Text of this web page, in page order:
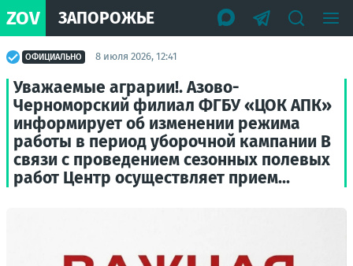
ZOV ЗАПОРОЖЬЕ
ОФИЦИАЛЬНО 8 июля 2026, 12:41
Уважаемые аграрии!. Азово-
Черноморский филиал ФГБУ «ЦОК АПК»
информирует об изменении режима
работы в период уборочной кампании В
связи с проведением сезонных полевых
работ Центр осуществляет прием...